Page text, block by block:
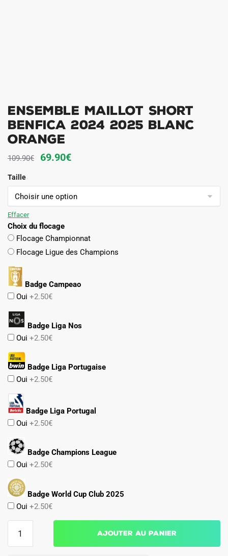
Ensemble Maillot Short
Benfica 2024 2025 Blanc
Orange
109.90€
Le
initial
était :
69.90€Le
actuel
est :
Taille
Effacer
Choix du flocage
Flocage Championnat
Flocage Ligue des Champions
Badge Campeao
Oui +2.50€
Badge Liga Nos
Oui +2.50€
Badge Liga Portugaise
Oui +2.50€
Badge Liga Portugal
Oui +2.50€
Badge Champions League
Oui +2.50€
Badge World Cup Club 2025
Oui +2.50€
Ajouter au panier